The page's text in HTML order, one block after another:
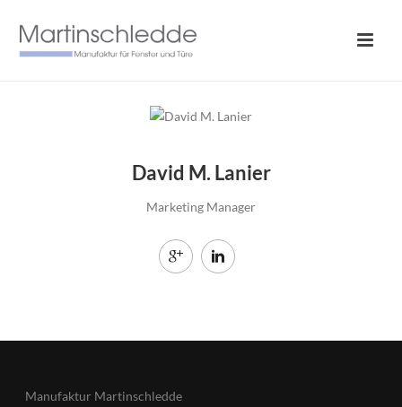
David M. Lanier
Marketing Manager
Manufaktur Martinschledde